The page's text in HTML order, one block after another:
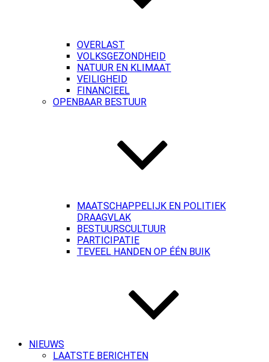
OVERLAST
VOLKSGEZONDHEID
NATUUR EN KLIMAAT
VEILIGHEID
FINANCIEEL
OPENBAAR BESTUUR
MAATSCHAPPELIJK EN POLITIEK
DRAAGVLAK
BESTUURSCULTUUR
PARTICIPATIE
TEVEEL HANDEN OP ÉÉN BUIK
NIEUWS
LAATSTE BERICHTEN